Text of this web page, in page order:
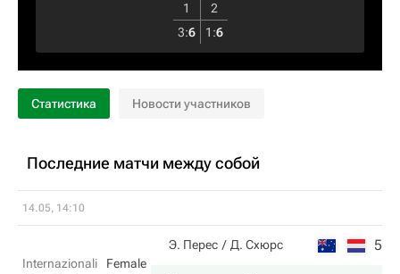
1
2
3:6 1 :6
Статистика Новости участников
Последние матчи между собой
14.05, 14:10
Internazionali
Female
Э. Перес Д. Схюрс 5